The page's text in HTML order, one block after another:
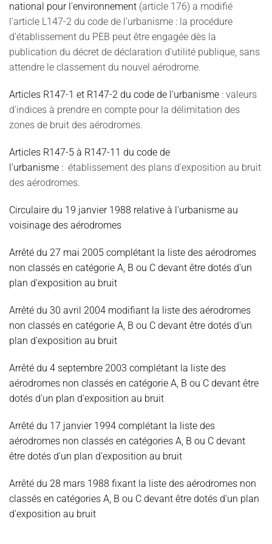
national pour l'environnement (article 176) a modifié
l'article L147-2 du code de l'urbanisme : la procédure
d'établissement du PEB peut être engagée dès la
publication du décret de déclaration d'utilité publique, sans
attendre le classement du nouvel aérodrome.
Articles R147-1 et R147-2 du code de l'urbanisme : valeurs
d'indices à prendre en compte pour la délimitation des
zones de bruit des aérodromes.
Articles R147-5 à R147-11 du code de
l'urbanisme : établissement des plans d'exposition au bruit
des aérodromes.
Circulaire du 19 janvier 1988 relative à l'urbanisme au
voisinage des aérodromes
Arrêté du 27 mai 2005 complétant la liste des aérodromes
non classés en catégorie A, B ou C devant être dotés d'un
plan d'exposition au bruit
Arrêté du 30 avril 2004 modifiant la liste des aérodromes
non classés en catégorie A, B ou C devant être dotés d'un
plan d'exposition au bruit
Arrêté du 4 septembre 2003 complétant la liste des
aérodromes non classés en catégorie A, B ou C devant être
dotés d'un plan d'exposition au bruit
Arrêté du 17 janvier 1994 complétant la liste des
aérodromes non classés en catégories A, B ou C devant
être dotés d'un plan d'exposition au bruit
Arrêté du 28 mars 1988 fixant la liste des aérodromes non
classés en catégories A, B ou C devant être dotés d'un plan
d'exposition au bruit